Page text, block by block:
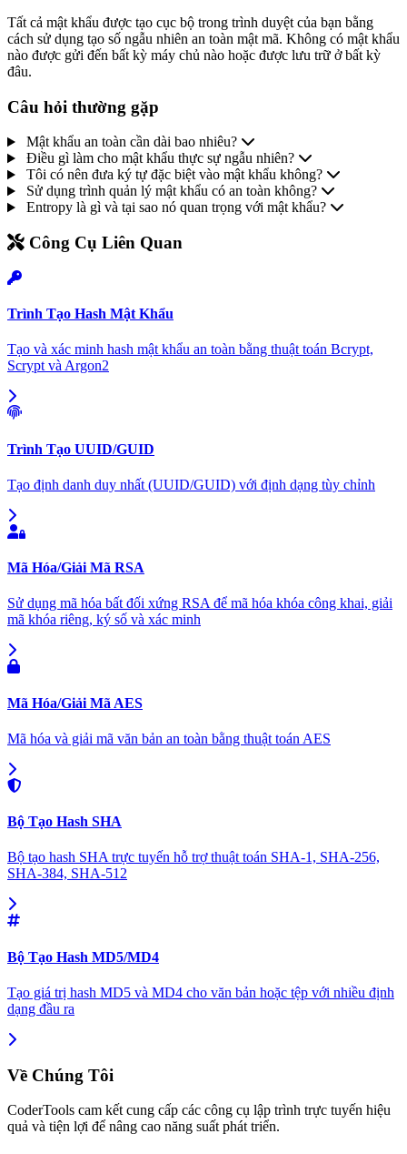
Tất cả mật khẩu được tạo cục bộ trong trình duyệt của bạn bằng
cách sử dụng tạo số ngẫu nhiên an toàn mật mã. Không có mật khẩu
nào được gửi đến bất kỳ máy chủ nào hoặc được lưu trữ ở bất kỳ
đâu.
Câu hỏi thường gặp
Mật khẩu an toàn cần dài bao nhiêu?
Điều gì làm cho mật khẩu thực sự ngẫu nhiên?
Tôi có nên đưa ký tự đặc biệt vào mật khẩu không?
Sử dụng trình quản lý mật khẩu có an toàn không?
Entropy là gì và tại sao nó quan trọng với mật khẩu?
Công Cụ Liên Quan
Trình Tạo Hash Mật Khẩu
Tạo và xác minh hash mật khẩu an toàn bằng thuật toán Bcrypt,
Scrypt và Argon2
Trình Tạo UUID/GUID
Tạo định danh duy nhất (UUID/GUID) với định dạng tùy chỉnh
Mã Hóa/Giải Mã RSA
Sử dụng mã hóa bất đối xứng RSA để mã hóa khóa công khai, giải
mã khóa riêng, ký số và xác minh
Mã Hóa/Giải Mã AES
Mã hóa và giải mã văn bản an toàn bằng thuật toán AES
Bộ Tạo Hash SHA
Bộ tạo hash SHA trực tuyến hỗ trợ thuật toán SHA-1, SHA-256,
SHA-384, SHA-512
Bộ Tạo Hash MD5/MD4
Tạo giá trị hash MD5 và MD4 cho văn bản hoặc tệp với nhiều định
dạng đầu ra
Về Chúng Tôi
CoderTools cam kết cung cấp các công cụ lập trình trực tuyến hiệu
quả và tiện lợi để nâng cao năng suất phát triển.